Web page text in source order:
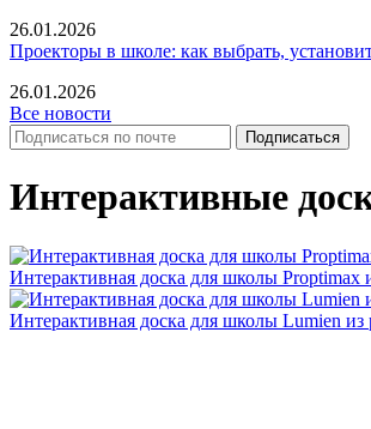
26.01.2026
Проекторы в школе: как выбрать,
26.01.2026
Все новости
Интерактивные
Интерактивная доска для школы Proptimax
Интерактивная доска для школы Lumien